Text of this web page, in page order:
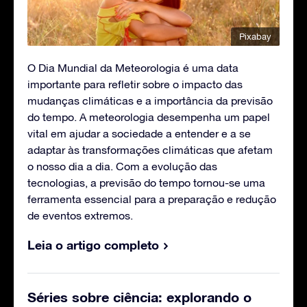
Pixabay
O Dia Mundial da Meteorologia é uma data
importante para refletir sobre o impacto das
mudanças climáticas e a importância da previsão
do tempo. A meteorologia desempenha um papel
vital em ajudar a sociedade a entender e a se
adaptar às transformações climáticas que afetam
o nosso dia a dia. Com a evolução das
tecnologias, a previsão do tempo tornou-se uma
ferramenta essencial para a preparação e redução
de eventos extremos.
Leia o artigo completo
Séries sobre ciência: explorando o